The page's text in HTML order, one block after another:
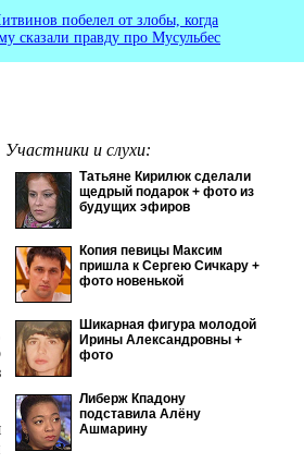
побелел от злобы, когда
сказали правду про Мусульбес
Участники и слухи:
Татьяне Кирилюк сделали
щедрый подарок + фото из
будущих эфиров
Копия певицы Максим
пришла к Сергею Сичкару +
фото новенькой
Шикарная фигура молодой
Ирины Александровны +
фото
Либерж Кпадону
подставила Алёну
Ашмарину